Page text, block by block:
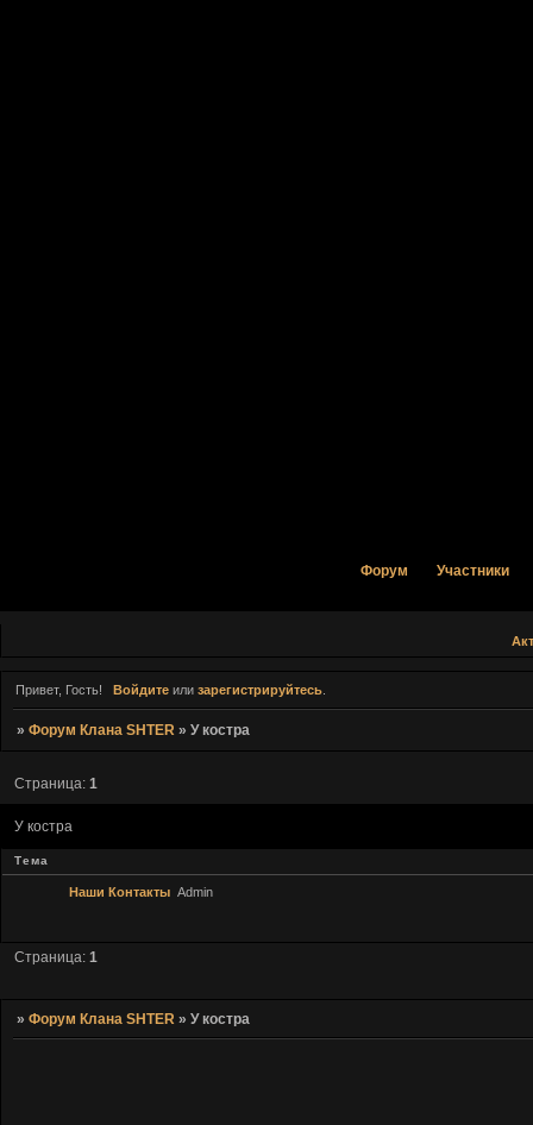
Форум Участники
Привет, Гость! Войдитеили зарегистрируйтесь.
»Форум Клана SHTER »У костра
У костра
Страница:1
Тема
Наши Контакты Admin
Страница:1
»Форум Клана SHTER »У костра